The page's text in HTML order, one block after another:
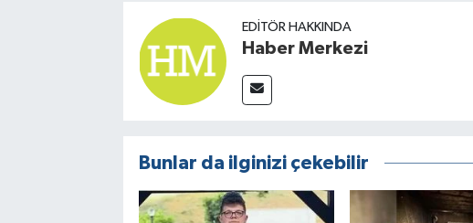
EDITÖR HAKKINDA
Haber Merkezi
Bunlar da ilginizi çekebilir